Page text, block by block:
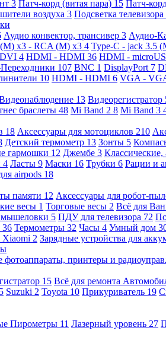
3 Патч-корд (витая пара) 15 Патч-
воздуха 3 Подсветка телевизора
Аудио конвектор, трансивер 3 Аудио-
x3 - RCA (M) x3 4 Type-C - jack 3.5
4 HDMI - HDMI 36 HDMI -
107 BNC 1 DisplayPort 7
10 HDMI - HDMI 6 VGA -
13 Видеорегистратор
браслеты 48 Mi Band 2 8 Mi Band 3
18 Аксессуары для мотоциклов 210
Детский термометр 13 Зонты 5
гармошки 12 Джембе 3 Классические,
4 Ласты 9 Маски 16 Трубки 6 Рации и
airpods 18
памяти 12 Аксессуары для робот-
весы 1 Торговые весы 2 Всё для
мышеловки 5 ПДУ для телевизора 72
36 Термометры 32 Часы 4 Умный дом
Xiaomi 2 Зарядные устройства для
фотоаппараты, принтеры и
15 Всё для ремонта
5 Suzuki 2 Toyota 10 Прикуриватель 19
Пирометры 11 Лазерный уровень 27